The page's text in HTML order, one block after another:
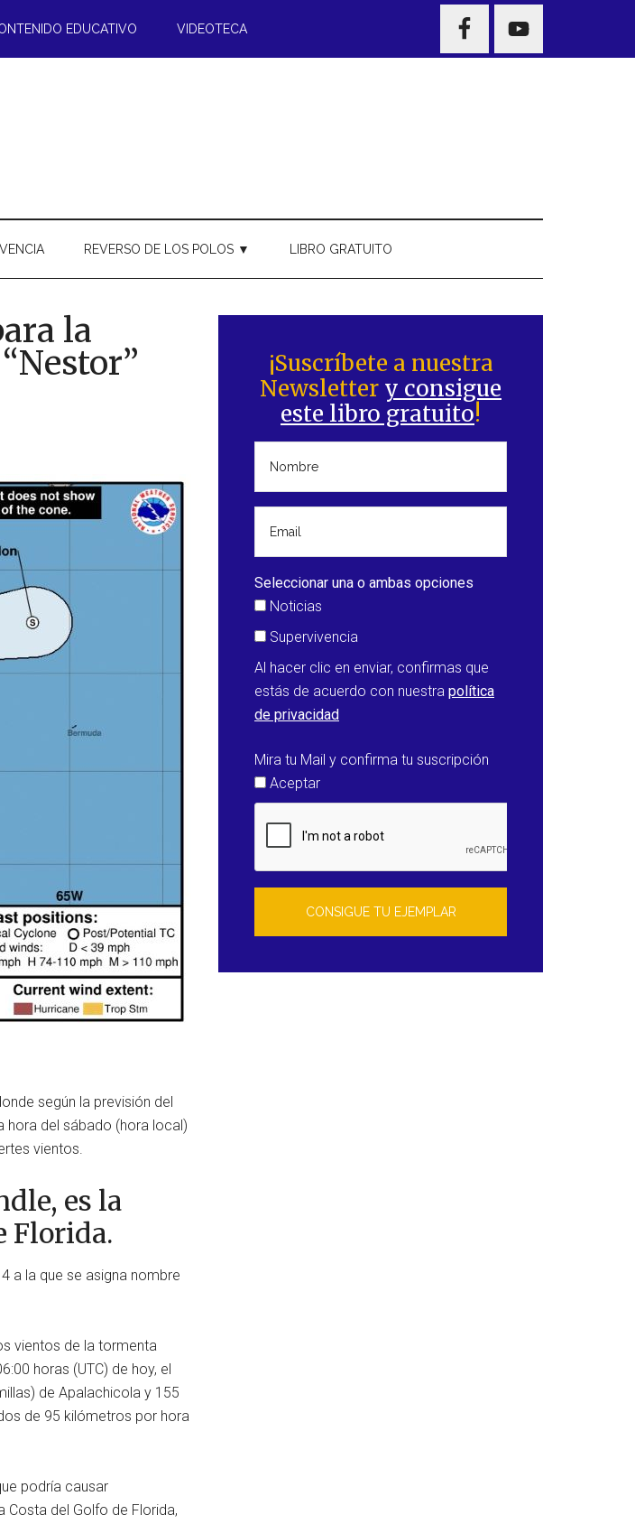
EDUCATIVO VIDEOTECA
NAV
WIDGET
REVERSO DE LOS POLOS ▼ LIBRO GRATUITO
la
según la previsión del
hora del sábado (hora local)
vientos.
es la
Florida.
a la que se asigna nombre
vientos de la tormenta
horas (UTC) de hoy, el
de Apalachicola y 155
de 95 kilómetros por hora
podría causar
Costa del Golfo de Florida,
lateral
principal
¡Suscríbete a nuestra
Newsletter y consigue
este libro gratuito!
Seleccionar una o ambas opciones
Noticias
Supervivencia
Al hacer clic en enviar, confirmas que
estás de acuerdo con nuestra política
de privacidad
Mira tu Mail y confirma tu suscripción
Aceptar